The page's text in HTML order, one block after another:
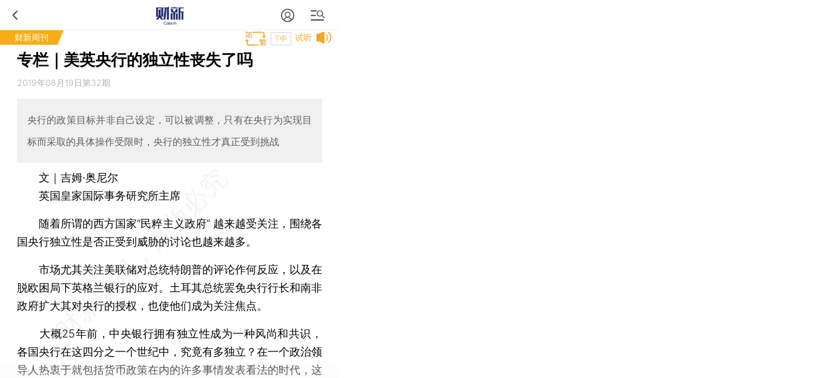
财新周刊 试听
T中
专栏｜美英央行的独立性丧失了吗
2019年08月19日第32期
央行的政策目标并非自己设定，可以被调整，只有在央行为实现目
标而采取的具体操作受限时，央行的独立性才真正受到挑战
文｜吉姆·奥尼尔
英国皇家国际事务研究所主席
随着所谓的西方国家“民粹主义政府” 越来越受关注，围绕各
国央行独立性是否正受到威胁的讨论也越来越多。
市场尤其关注美联储对总统特朗普的评论作何反应，以及在
脱欧困局下英格兰银行的应对。土耳其总统罢免央行行长和南非
政府扩大其对央行的授权，也使他们成为关注焦点。
大概25年前，中央银行拥有独立性成为一种风尚和共识，
各国央行在这四分之一个世纪中，究竟有多独立？在一个政治领
导人热衷于就包括货币政策在内的许多事情发表看法的时代，这